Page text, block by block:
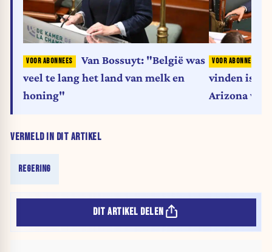
VERMELD IN DIT ARTIKEL
REGERING
Van Bossuyt: "België was
veel te lang het land van melk en
honing"
vinden is
Arizona
DIT ARTIKEL DELEN